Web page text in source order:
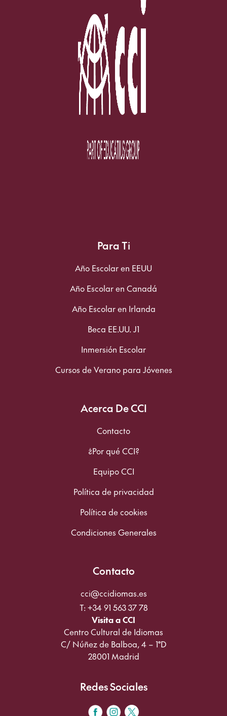
Para Ti
Año Escolar en EEUU
Año Escolar en Canadá
Año Escolar en Irlanda
Beca EE.UU. J1
Inmersión Escolar
Cursos de Verano para Jóvenes
Acerca De CCI
Contacto
¿Por qué CCI?
Equipo CCI
Política de privacidad
Política de cookies
Condiciones Generales
Contacto
cci@ccidiomas.es
T: +34 91 563 37 78
Visita a CCI
Centro Cultural de Idiomas
C/ Núñez de Balboa, 4 – 1°D
28001 Madrid
Redes Sociales